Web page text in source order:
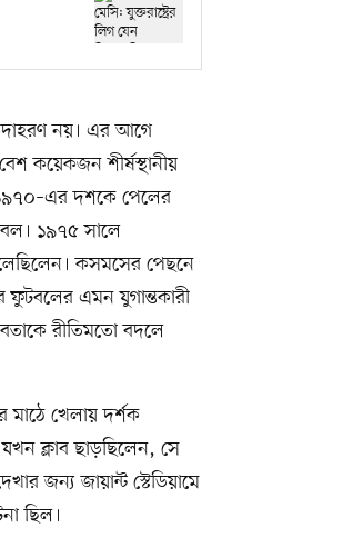
নয়। এর আগে
কয়েকজন শীর্ষস্থানীয়
১৯৭০–এর দশকে পেলের
১৯৭৫ সালে
কসমসের পেছনে
ফুটবলের এমন যুগান্তকারী
রীতিমতো বদলে
মাঠে খেলায় দর্শক
ক্লাব ছাড়ছিলেন, সে
জন্য জায়ান্ট স্টেডিয়ামে
ছিল।